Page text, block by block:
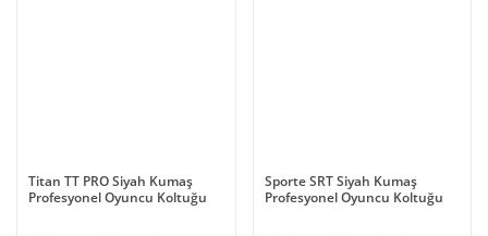
Titan TT PRO Siyah Kumaş
Profesyonel Oyuncu Koltuğu
Sporte SRT Siyah Kumaş
Profesyonel Oyuncu Koltuğu